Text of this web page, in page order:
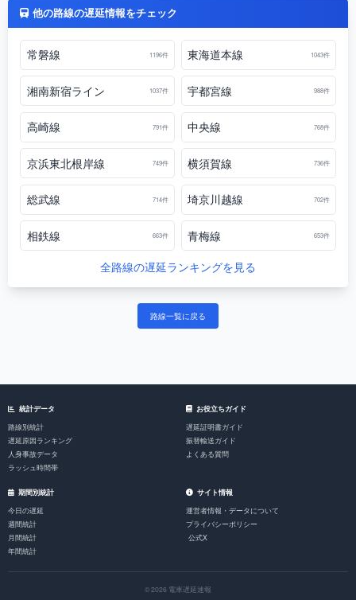
他の路線の遅延情報をチェック
常磐線 1196件 東海道本線 1043件
湘南新宿ライン 1037件 宇都宮線 988件
高崎線 791件 中央線 768件
京浜東北根岸線 749件 横須賀線 736件
総武線 714件 埼京川越線 702件
相鉄線 663件 青梅線 653件
全路線の遅延ランキングを見る
路線一覧に戻る
統計データ
路線別統計
遅延原因ランキング
人身事故データ
ラッシュ時間帯
お役立ちガイド
遅延証明書ガイド
振替輸送ガイド
よくある質問
期間別統計
今日の遅延
週間統計
月間統計
年間統計
サイト情報
運営者情報・データについて
プライバシーポリシー
公式X
© 2026 電車遅延速報